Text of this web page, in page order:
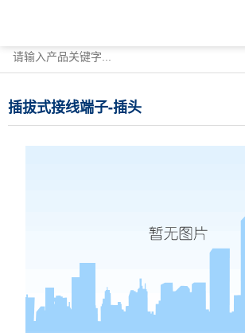
插拔式接线端子-插头